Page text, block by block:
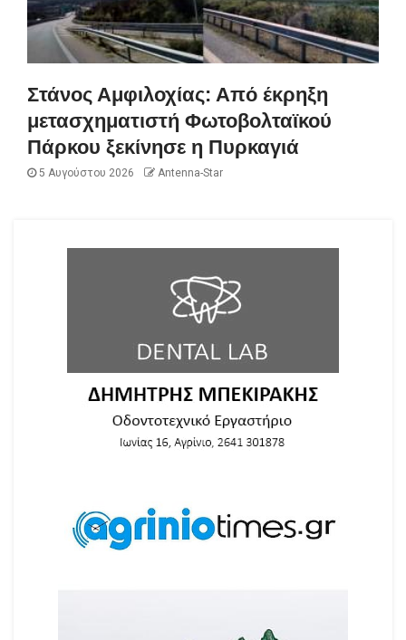
Στάνος Αμφιλοχίας: Από έκρηξη
μετασχηματιστή Φωτοβολταϊκού
Πάρκου ξεκίνησε η Πυρκαγιά
5 Αυγούστου 2026 Antenna-Star